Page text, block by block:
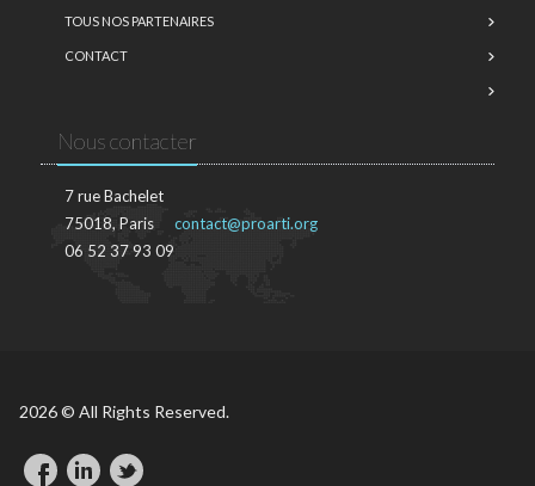
TOUS NOS PARTENAIRES
CONTACT
Nous contacter
7 rue Bachelet
75018, Paris
06 52 37 93 09
contact@proarti.org
2026 © All Rights Reserved.